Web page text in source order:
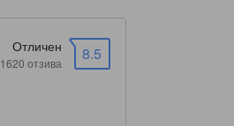
8.5
Отличен
1620 отзива